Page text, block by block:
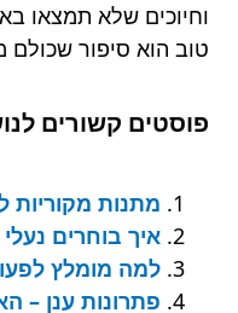
וחיוכים שלא תמצאו
טוב הוא סיפור
פוסטים קשורים
מתנות מקוריות
איך בוחרים
למה מומלץ
פתרונות ענן –